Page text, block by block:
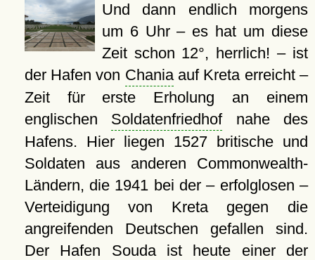
Und dann endlich morgens
um 6 Uhr – es hat um diese
Zeit schon 12°, herrlich! – ist
der Hafen von Chaniaauf Kreta erreicht –
Zeit für erste Erholung an einem
englischen Soldatenfriedhofnahe des
Hafens. Hier liegen 1527 britische und
Soldaten aus anderen Commonwealth-
Ländern, die 1941 bei der – erfolglosen –
Verteidigung von Kreta gegen die
angreifenden Deutschen gefallen sind.
Der Hafen Souda ist heute einer der